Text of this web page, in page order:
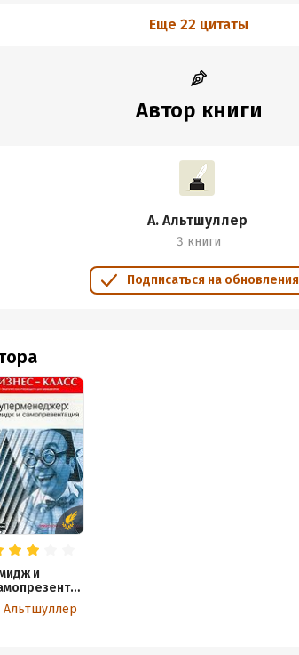
Еще 22 цитаты
Автор книги
А. Альтшуллер
3 книги
Подписаться на обновления
и
в бизнесе
Альтшуллер